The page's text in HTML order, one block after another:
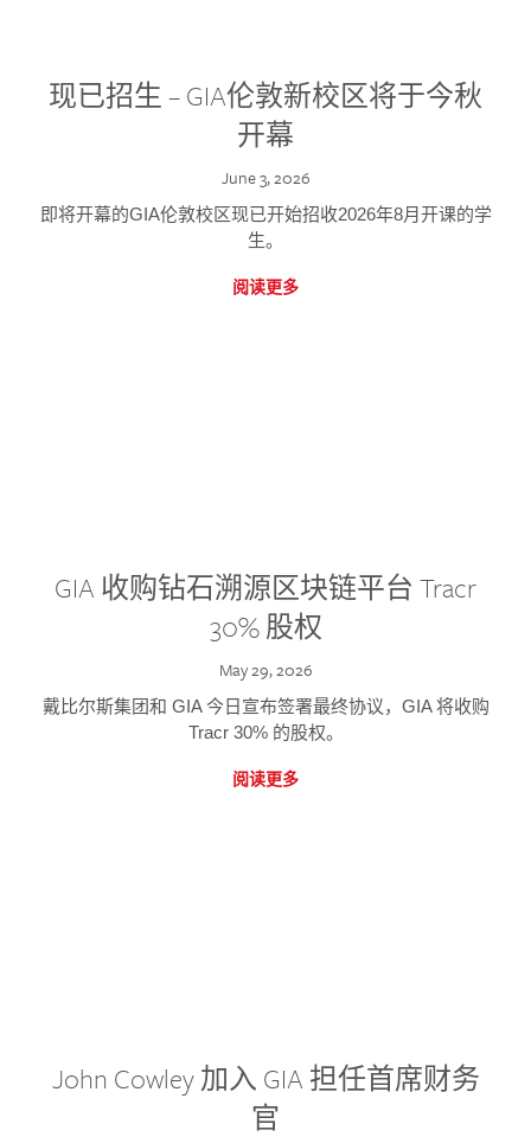
现已招生 – GIA伦敦新校区将于今秋
开幕
June 3, 2026
即将开幕的GIA伦敦校区现已开始招收2026年8月开课的学
生。
阅读更多
GIA 收购钻石溯源区块链平台 Tracr
30% 股权
May 29, 2026
戴比尔斯集团和 GIA 今日宣布签署最终协议，GIA 将收购
Tracr 30% 的股权。
阅读更多
John Cowley 加入 GIA 担任首席财务
官